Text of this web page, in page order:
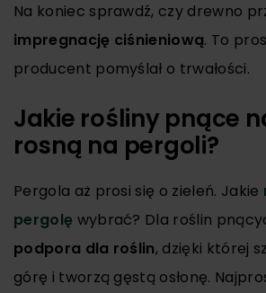
Na koniec sprawdź, czy drewno
impregnację ciśnieniową. To
producent pomyślał o trwałości.
Jakie rośliny pnące
rosną na pergoli?
Pergola aż prosi się o zieleń. Jakie
pergolę wybrać? Dla roślin
podpora dla roślin, dzięki której
górę i tworzą gęstą osłonę.